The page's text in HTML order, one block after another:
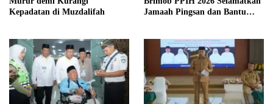
Kepadatan di Muzdalifah
Jamaah Pingsan dan Bantu